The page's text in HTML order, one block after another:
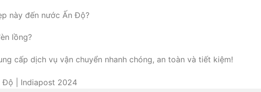
này đến nước Ấn Độ?
lồng?
cấp dịch vụ vận chuyển nhanh chóng, an toàn và tiết kiệm!